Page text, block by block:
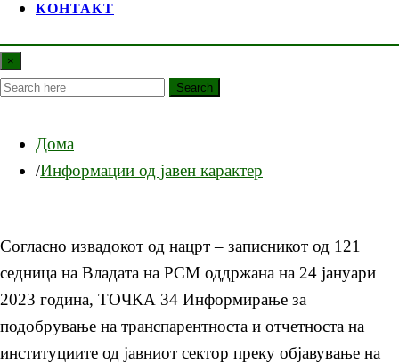
КОНТАКТ
×
Search
Дома
Информации од јавен карактер
Согласно извадокот од нацрт – записникот од 121
седница на Владата на РСМ оддржана на 24 јануари
2023 година, ТОЧКА 34 Информирање за
подобрување на транспарентноста и отчетноста на
институциите од јавниот сектор преку објавување на